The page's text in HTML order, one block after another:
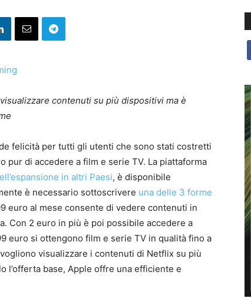
contenuti su più dispositivi ma è
felicità per tutti gli utenti che sono stati costretti
pur di accedere a film e serie TV. La piattaforma
in altri Paesi, è disponibile
è necessario sottoscrivere una delle 3 forme
euro al mese consente di vedere contenuti in
Con 2 euro in più è poi possibile accedere a
euro si ottengono film e serie TV in qualità fino a
visualizzare i contenuti di Netflix su più
l’offerta base, Apple offre una efficiente e